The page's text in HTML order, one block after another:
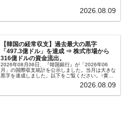
れ協力体制を構築□『韓国銀行』は、国内生産金の
2026.08.09
【韓国の経常収支】過去最大の黒字
「497.3億ドル」を達成 ⇒ 株式市場から
316億ドルの資金流出。
2026年08月06日、『韓国銀行』が「2026年06
月」の国際収支統計を公示しました。当月は大きな
黒字を達成しました。以下をご覧ください。↑黄色
の経常収支です。2026年06月貿易収支：4...
2026.08.09